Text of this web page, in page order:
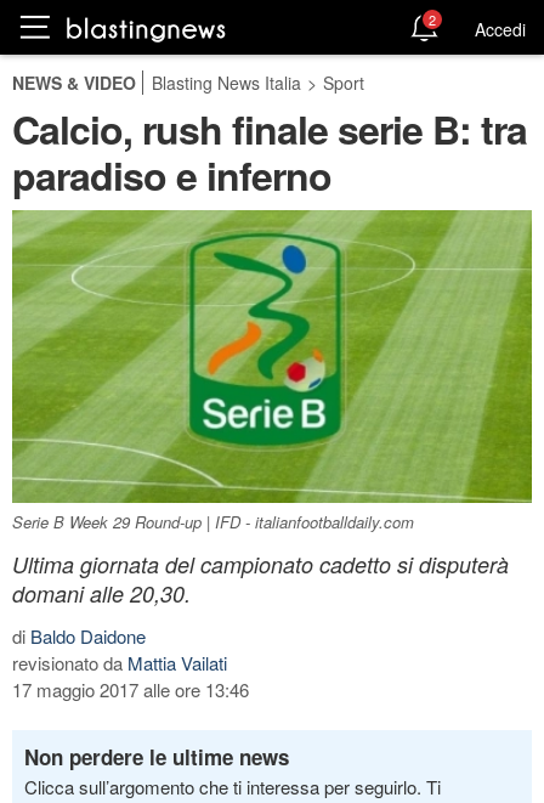
2 Accedi
NEWS & VIDEO Blasting News Italia > Sport
Calcio, rush finale serie B: tra
paradiso e inferno
Serie B Week 29 Round-up | IFD - italianfootballdaily.com
Ultima giornata del campionato cadetto si disputerà
domani alle 20,30.
di Baldo Daidone
revisionato da Mattia Vailati
17 maggio 2017 alle ore 13:46
Non perdere le ultime news
Clicca sull’argomento che ti interessa per seguirlo. Ti